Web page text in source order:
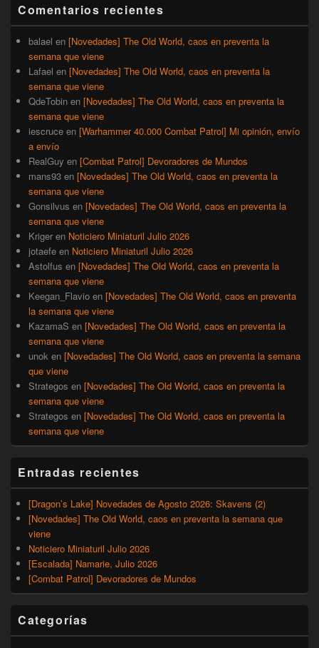
lateral
primaria
Comentarios recientes
balael en [Novedades] The Old World, caos en preventa la
semana que viene
Lafael en [Novedades] The Old World, caos en preventa la
semana que viene
QdeTobin en [Novedades] The Old World, caos en preventa la
semana que viene
iescruce en [Warhammer 40.000 Combat Patrol] Mi opinión, envío
a envío
RealGuy en [Combat Patrol] Devoradores de Mundos
mans93 en [Novedades] The Old World, caos en preventa la
semana que viene
Gonsilvus en [Novedades] The Old World, caos en preventa la
semana que viene
Kriger en Noticiero Miniaturil Julio 2026
jotaefe en Noticiero Miniaturil Julio 2026
Astolfus en [Novedades] The Old World, caos en preventa la
semana que viene
Keegan_Flavio en [Novedades] The Old World, caos en preventa
la semana que viene
KazamaS en [Novedades] The Old World, caos en preventa la
semana que viene
unok en [Novedades] The Old World, caos en preventa la semana
que viene
Strategos en [Novedades] The Old World, caos en preventa la
semana que viene
Strategos en [Novedades] The Old World, caos en preventa la
semana que viene
Entradas recientes
[Dragon’s Lake] Novedades de Agosto 2026: Skavens (2)
[Novedades] The Old World, caos en preventa la semana que
viene
Noticiero Miniaturil Julio 2026
[Escalada] Namarie, Julio 2026
[Combat Patrol] Devoradores de Mundos
Categorías